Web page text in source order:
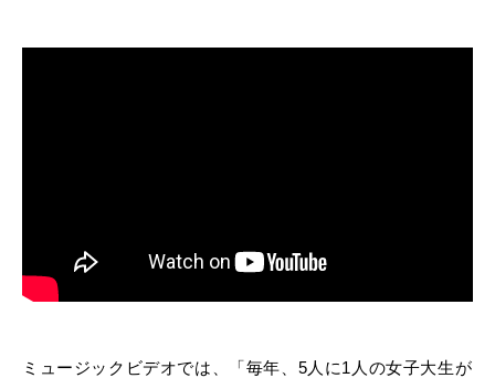
ミュージックビデオでは、「毎年、5人に1人の女子大生が